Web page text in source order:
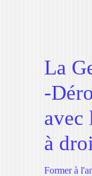
La
-
avec
à
Former à